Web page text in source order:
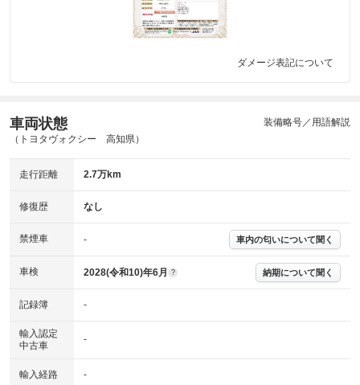
ダメージ表記について
車両状態
（トヨタヴォクシー 高知県）
装備略号／用語解説
走行距離 2.7万km
修復歴 なし
禁煙車 - 車内の匂いについて聞く
車検 2028(令和10)年6月 ? 納期について聞く
記録簿 -
輸入認定
中古車
-
輸入経路 -